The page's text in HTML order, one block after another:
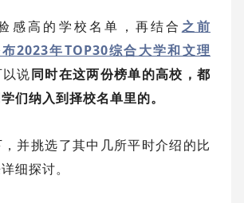
感高的学校名单，再结合 之前
2023年TOP30综合大学和文理
说同时在这两份榜单的高校，都
们纳入到择校名单里的。
并挑选了其中几所平时介绍的比
细探讨。